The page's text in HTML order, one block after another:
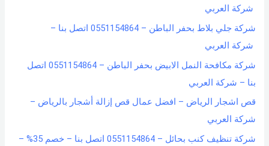
شركة العربي
شركة جلي بلاط بحفر الباطن – 0551154864 اتصل بنا –
شركة العربي
شركة مكافحة النمل الابيض بحفر الباطن – 0551154864 اتصل
بنا – شركة العربي
قص اشجار الرياض – افضل عمال قص إزالة أشجار بالرياض –
شركة العربي
شركة تنظيف كنب بحائل – 0551154864 اتصل بنا – خصم 35% –